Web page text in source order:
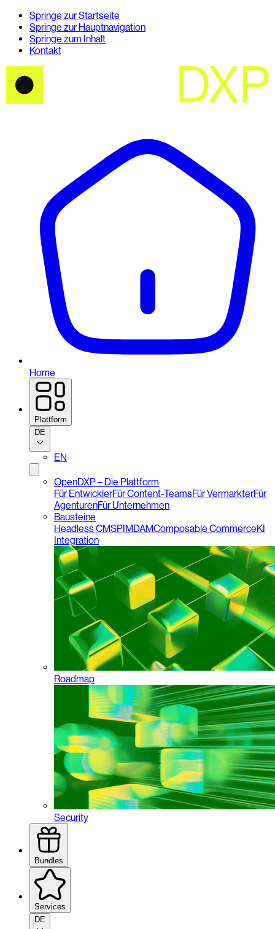
Springe zur Startseite
Springe zur Hauptnavigation
Springe zum Inhalt
Kontakt
Home
Plattform
DE
EN
OpenDXP – Die Plattform
Für EntwicklerFür Content-TeamsFür VermarkterFür
AgenturenFür Unternehmen
Bausteine
Headless CMSPIMDAMComposable CommerceKI
Integration
Roadmap
Security
Bundles
Services
DE